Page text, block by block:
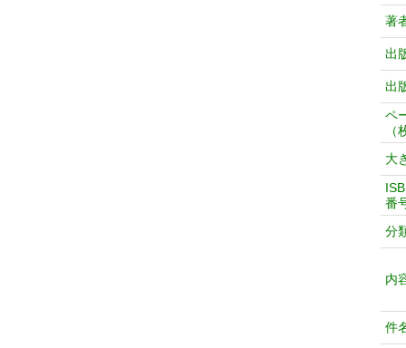
著
出
出
（
大
番
分
内
件